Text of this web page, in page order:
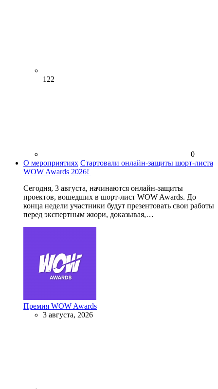
122
0
О мероприятиях Стартовали онлайн-защиты шорт-листа
WOW Awards 2026!
Сегодня, 3 августа, начинаются онлайн-защиты
проектов, вошедших в шорт-лист WOW Awards. До
конца недели участники будут презентовать свои работы
перед экспертным жюри, доказывая,…
Премия WOW Awards
3 августа, 2026